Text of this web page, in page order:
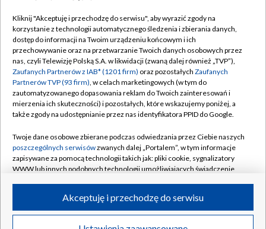
TVP
Abonament TVP
Emisja w TVP
Centrum informacji TVP
Naziemna Telewizja Cyfrowa
Rada Programowa
System NOS
Informacje o nadawcy
Program dla prasy
Regulamin TVP
Polityka prywatności
Moje zgody
Pomoc
Kontakt
Kanały
©2026 Telewizja Polska S.A. w likwidacji
Kliknij "Akceptuję i przechodzę do serwisu", aby wyrazić zgody na
korzystanie z technologii automatycznego śledzenia i zbierania danych,
dostęp do informacji na Twoim urządzeniu końcowym i ich
przechowywanie oraz na przetwarzanie Twoich danych osobowych przez
nas, czyli Telewizję Polską S.A. w likwidacji (zwaną dalej również „TVP”),
Zaufanych Partnerów z IAB* (1201 firm) oraz pozostałych Zaufanych
Partnerów TVP (93 firm), w celach marketingowych (w tym do
zautomatyzowanego dopasowania reklam do Twoich zainteresowań i
mierzenia ich skuteczności) i pozostałych, które wskazujemy poniżej, a
także zgody na udostępnianie przez nas identyfikatora PPID do Google.
Twoje dane osobowe zbierane podczas odwiedzania przez Ciebie naszych
poszczególnych serwisówzwanych dalej „Portalem”, w tym informacje
zapisywane za pomocą technologii takich jak: pliki cookie, sygnalizatory
WWW lub innych podobnych technologii umożliwiających świadczenie
ruchu w Internecie.
Twoje dane osobowe zbierane podczas odwiedzania przez Ciebie
Akceptuję i przechodzę do serwisu